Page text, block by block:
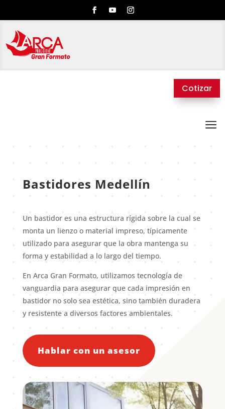
Cotizar
a
Bastidores Medellín
Un bastidor es una estructura rígida sobre la cual se
monta un lienzo o material impreso, típicamente
utilizado para asegurar que la obra mantenga su
forma y estabilidad a lo largo del tiempo.
En Arca Gran Formato, utilizamos tecnología de
vanguardia para asegurar que cada impresión en
bastidor no solo sea estética, sino también duradera
y resistente a diversos factores ambientales.
Hablar con un asesor